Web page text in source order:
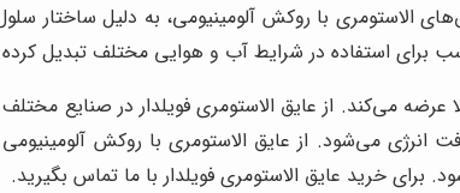
الاستومری با روکش آلومینیومی، به دلیل ساختار
برای استفاده در شرایط آب و هوایی مختلف تبدیل
عرضه می‌کند. از عایق الاستومری فویلدار در صنایع
انرژی می‌شود. از عایق الاستومری با روکش
برای خرید عایق الاستومری فویلدار با ما تماس بگیرید.